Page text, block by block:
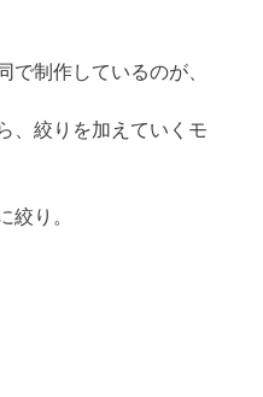
で制作しているのが、
、絞りを加えていくモ
絞り。